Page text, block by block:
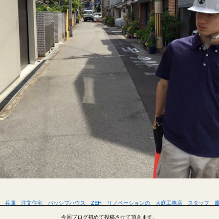
庫 注文住宅 パッシブハウス ZEH リノベーションの 大庭工務店 スタッフ 慶
今回ブログ初めて投稿させて頂きます。